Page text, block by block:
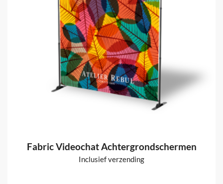
Fabric Videochat Achtergrondschermen
Inclusief verzending